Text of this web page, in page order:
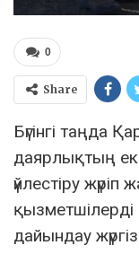
0
Share
Бүгінгі таңда
даярлықтың
үйлестіру
дайындау